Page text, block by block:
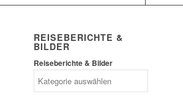
REISEBERICHTE &
BILDER
Reiseberichte & Bilder